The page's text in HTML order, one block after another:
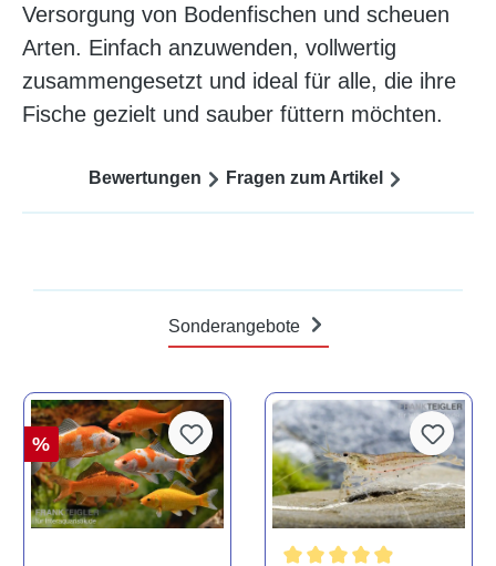
Versorgung von Bodenfischen und scheuen
Arten. Einfach anzuwenden, vollwertig
zusammengesetzt und ideal für alle, die ihre
Fische gezielt und sauber füttern möchten.
Bewertungen Fragen zum Artikel
Sonderangebote
%